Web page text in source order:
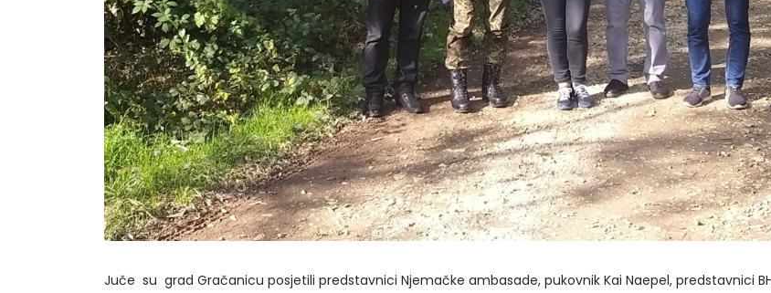
Juče su grad Gračanicu posjetili predstavnici Njemačke ambasade, pukovnik Kai Naepel, predstavnici